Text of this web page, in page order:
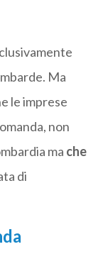
Ma
le imprese
non
ma che
di